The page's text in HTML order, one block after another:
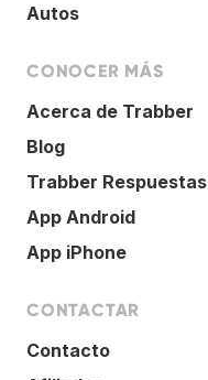
Autos
CONOCER MÁS
Acerca de Trabber
Blog
Trabber Respuestas
App Android
App iPhone
CONTACTAR
Contacto